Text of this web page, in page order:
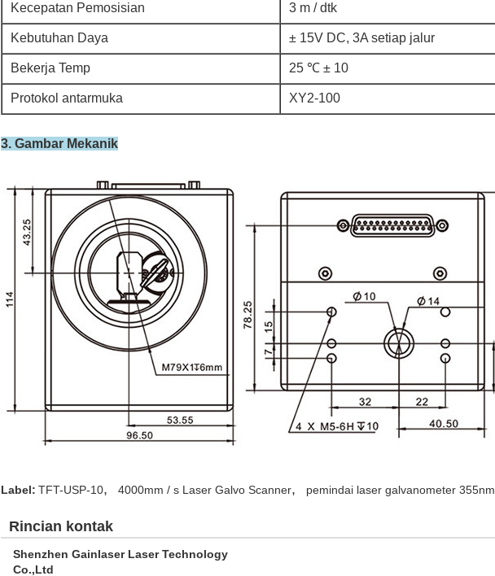
Kecepatan Pemosisian 3 m / dtk
Kebutuhan Daya ± 15V DC, 3A setiap jalur
Bekerja Temp 25 ℃ ± 10
Protokol antarmuka XY2-100
3. Gambar Mekanik
Label: TFT-USP-10, 4000mm / s Laser Galvo Scanner, pemindai laser galvanometer 355nm
Rincian kontak
Shenzhen Gainlaser Laser Technology
Co.,Ltd